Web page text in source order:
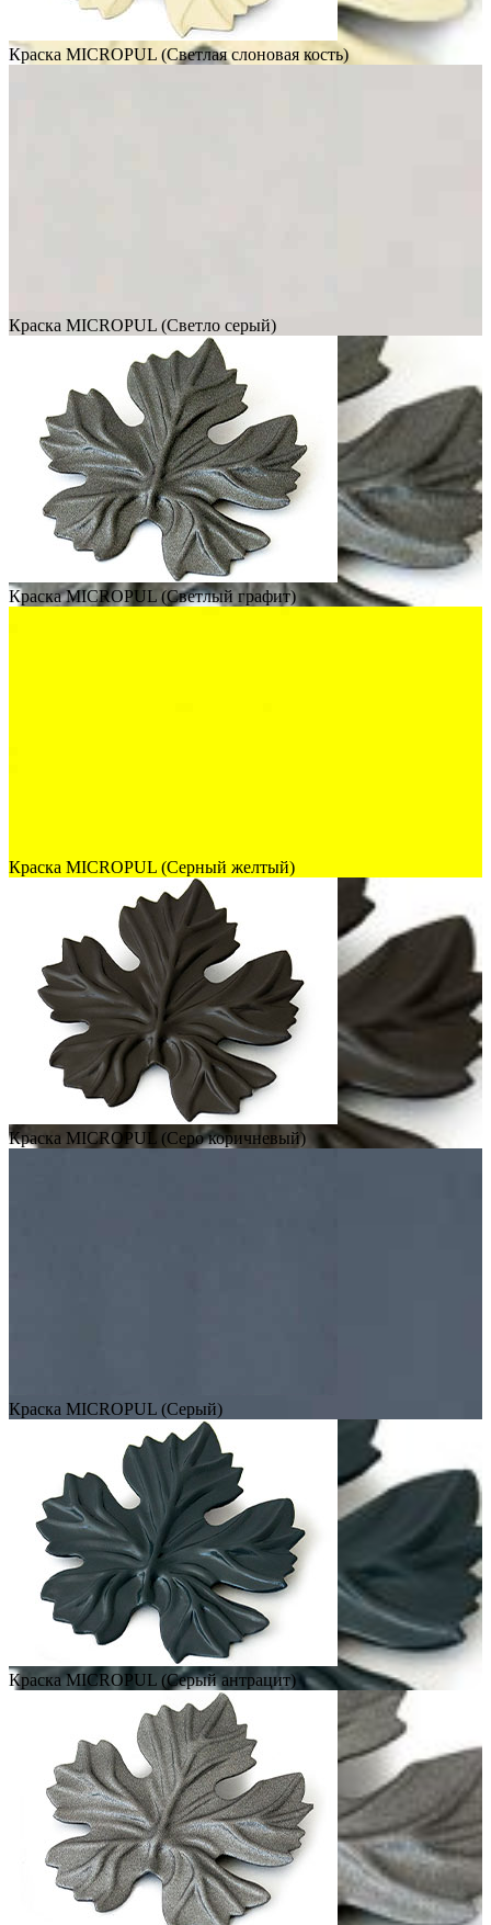
Краска MICROPUL (Светлая слоновая кость)
Краска MICROPUL (Светло серый)
Краска MICROPUL (Светлый графит)
Краска MICROPUL (Серный желтый)
Краска MICROPUL (Серо коричневый)
Краска MICROPUL (Серый)
Краска MICROPUL (Серый антрацит)